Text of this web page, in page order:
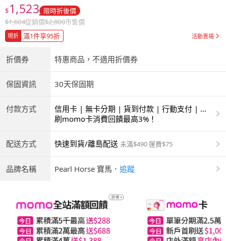
$1,523 限時折後價
$1,604促銷價$2,800市售價
現折 滿1件享95折 活動賣場
折價券 特惠商品，不適用折價券
保固資訊 30天保固期
付款方式
信用卡 | 無卡分期 | 貨到付款 | 行動支付 | 超
商付款 | ATM | 銀聯卡
刷momo卡消費回饋最高3%！
配送方式 快速到貨/離島配送 未滿$490 運費$75
品牌名稱 Pearl Horse 寶馬 ． 追蹤